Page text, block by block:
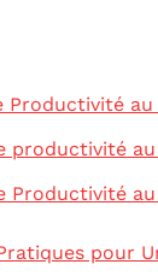
Productivité au
productivité
Productivité
pour